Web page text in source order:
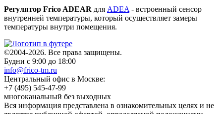
Регулятор Frico ADEAR для ADEA - встроенный сенсор
внутренней температуры, который осуществляет замеры
температуры внутри помещения.
©2004-2026. Все права защищены.
Будни с 9:00 до 18:00
info@frico-tm.ru
Центральный офис в Москве:
+7 (495) 545-47-99
многоканальный без выходных
Вся информация представлена в ознакомительных целях и не